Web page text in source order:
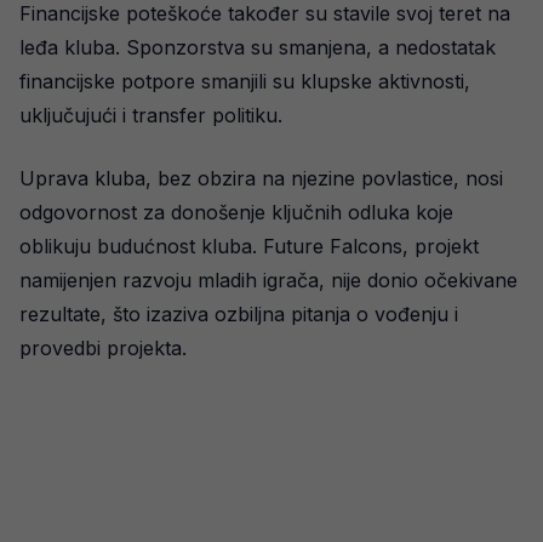
Financijske poteškoće također su stavile svoj teret na
leđa kluba. Sponzorstva su smanjena, a nedostatak
financijske potpore smanjili su klupske aktivnosti,
uključujući i transfer politiku.
Uprava kluba, bez obzira na njezine povlastice, nosi
odgovornost za donošenje ključnih odluka koje
oblikuju budućnost kluba. Future Falcons, projekt
namijenjen razvoju mladih igrača, nije donio očekivane
rezultate, što izaziva ozbiljna pitanja o vođenju i
provedbi projekta.